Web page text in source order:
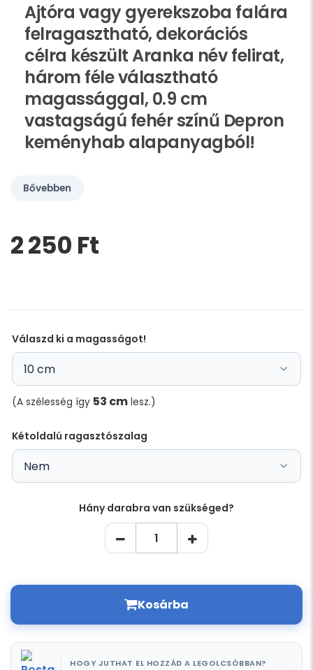
Ajtóra vagy gyerekszoba falára
felragasztható, dekorációs
célra készült Aranka név felirat,
három féle választható
magassággal, 0.9 cm
vastagságú fehér színű Depron
keményhab alapanyagból!
Bővebben
Kérem,
hagyja
2 250 Ft‎
Válaszd ki a magasságot!
(A szélesség így 53 cm lesz.)
Kétoldalú ragasztószalag
Hány darabra van szükséged?
Kosárba
HOGY JUTHAT EL HOZZÁD A LEGOLCSÓBBAN?